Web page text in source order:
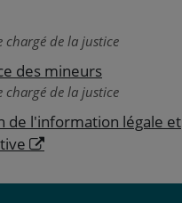
chargé de la justice
des mineurs
chargé de la justice
de l'information légale et